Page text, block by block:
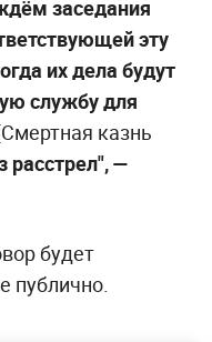
заседания
эту
их дела будут
службу для
казнь
расстрел", —
будет
публично.